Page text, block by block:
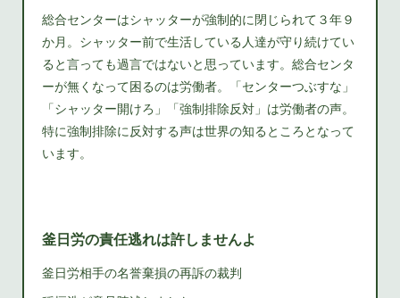
総合センターはシャッターが強制的に閉じられて３年９
か月。シャッター前で生活している人達が守り続けてい
ると言っても過言ではないと思っています。総合センタ
ーが無くなって困るのは労働者。「センターつぶすな」
「シャッター開けろ」「強制排除反対」は労働者の声。
特に強制排除に反対する声は世界の知るところとなって
います。
釜日労の責任逃れは許しませんよ
釜日労相手の名誉棄損の再訴の裁判